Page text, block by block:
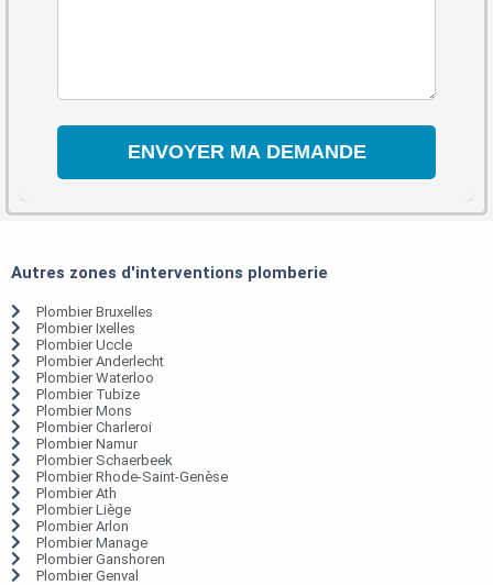
Autres zones d'interventions plomberie
Plombier Bruxelles
Plombier Ixelles
Plombier Uccle
Plombier Anderlecht
Plombier Waterloo
Plombier Tubize
Plombier Mons
Plombier Charleroi
Plombier Namur
Plombier Schaerbeek
Plombier Rhode-Saint-Genèse
Plombier Ath
Plombier Liège
Plombier Arlon
Plombier Manage
Plombier Ganshoren
Plombier Genval